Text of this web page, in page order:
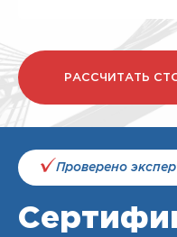
РАССЧИТАТЬ
Проверено